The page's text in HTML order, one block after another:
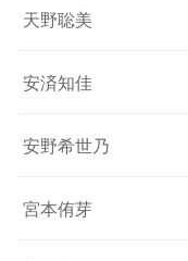
天野聡美
安済知佳
安野希世乃
宮本侑芽